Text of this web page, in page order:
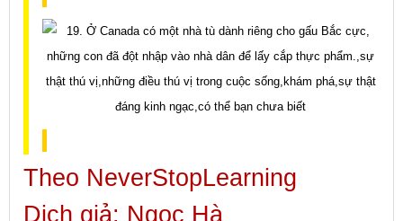
Theo NeverStopLearning
Dịch giả: Ngọc Hà